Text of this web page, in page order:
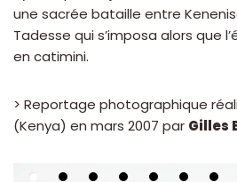
une sacrée bataille entre
Tadesse qui s’imposa alors que
en catimini.
> Reportage photographique
(Kenya) en mars 2007 par Gilles